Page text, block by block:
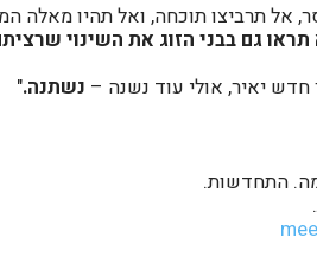
אל תרביצו תוכחה, ואל תהיו מאלה
גם בבני הזוג את השינוי
יאיר, אולי עוד נשנה – נשתנה."
התחדשות.